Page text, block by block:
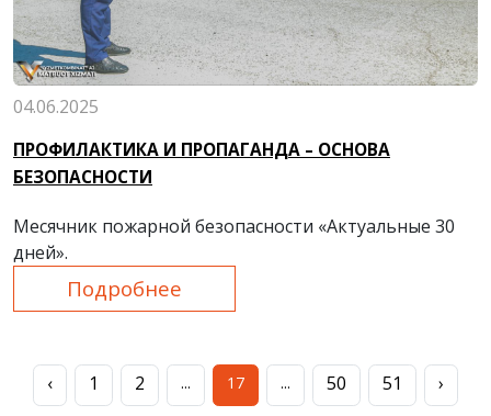
04.06.2025
ПРОФИЛАКТИКА И ПРОПАГАНДА – ОСНОВА
БЕЗОПАСНОСТИ
Месячник пожарной безопасности «Актуальные 30
дней».
Подробнее
‹ 1 2 ... 17 ... 50 51 ›